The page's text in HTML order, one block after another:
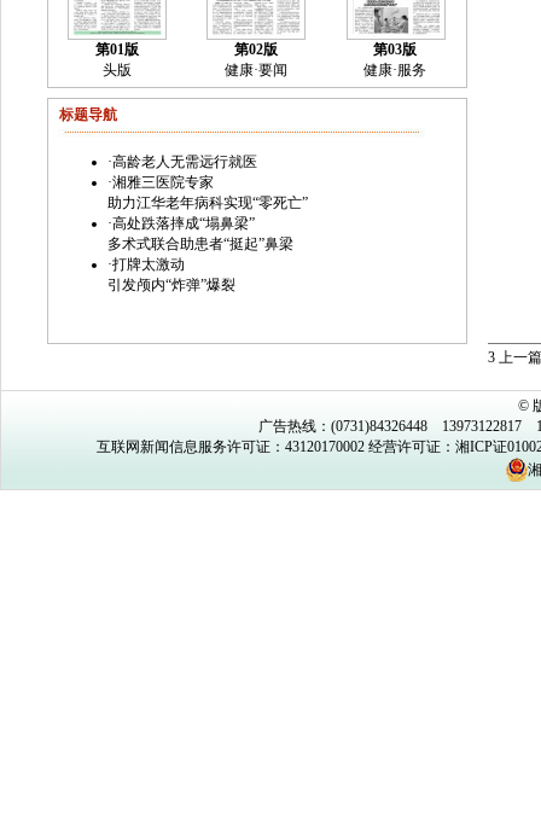
第01版
头版
第02版
健康·要闻
第03版
健康·服务
标题导航
·高龄老人无需远行就医
·湘雅三医院专家
助力江华老年病科实现“零死亡”
·高处跌落摔成“塌鼻梁”
多术式联合助患者“挺起”鼻梁
·打牌太激动
引发颅内“炸弹”爆裂
3 上一篇
©
广告热线：(0731)84326448 13973122817
互联网新闻信息服务许可证：43120170002 经营许可证：湘ICP证